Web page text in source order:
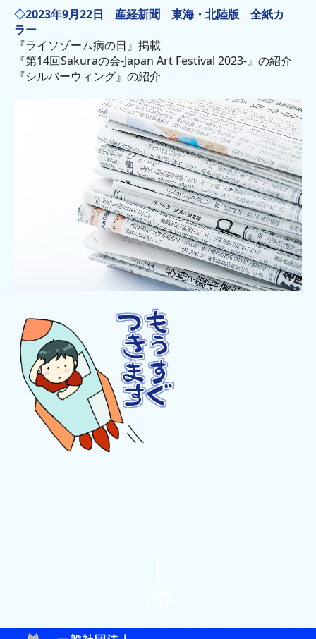
◇2023年9月22日 産経新聞 東海・北陸版 全紙カ
ラー
『ライソゾーム病の日』掲載
『第14回Sakuraの会-Japan Art Festival 2023-』の紹介
『シルバーウィング』の紹介